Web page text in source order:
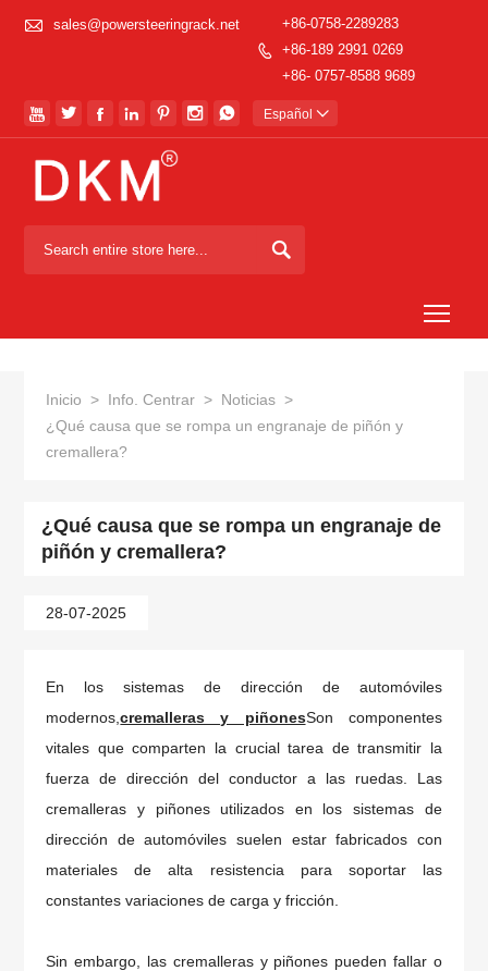
 sales@powersteeringrack.net

+86-0758-2289283
+86-189 2991 0269
+86- 0757-8588 9689
       Español 

Inicio > Info. Centrar > Noticias >
¿Qué causa que se rompa un engranaje de piñón y
cremallera?
¿Qué causa que se rompa un engranaje de
piñón y cremallera?
28-07-2025
En los sistemas de dirección de automóviles
modernos,cremalleras y piñonesSon componentes
vitales que comparten la crucial tarea de transmitir la
fuerza de dirección del conductor a las ruedas. Las
cremalleras y piñones utilizados en los sistemas de
dirección de automóviles suelen estar fabricados con
materiales de alta resistencia para soportar las
constantes variaciones de carga y fricción.
Sin embargo, las cremalleras y piñones pueden fallar o